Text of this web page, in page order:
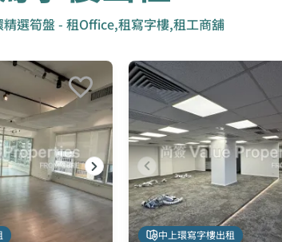
選筍盤 - 租Office,租寫字樓,租工商舖
中上環寫字樓出租